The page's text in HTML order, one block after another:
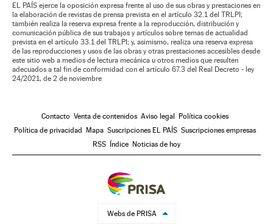
EL PAÍS ejerce la oposición expresa frente al uso de sus obras y prestaciones en
la elaboración de revistas de prensa prevista en el artículo 32.1 del TRLPI;
también realiza la reserva expresa frente a la reproducción, distribución y
comunicación pública de sus trabajos y artículos sobre temas de actualidad
prevista en el artículo 33.1 del TRLPI; y, asimismo, realiza una reserva expresa
de las reproducciones y usos de las obras y otras prestaciones accesibles desde
este sitio web a medios de lectura mecánica u otros medios que resulten
adecuados a tal fin de conformidad con el artículo 67.3 del Real Decreto - ley
24/2021, de 2 de noviembre
Contacto Venta de contenidos Aviso legal Política cookies
Política de privacidad Mapa Suscripciones EL PAÍS Suscripciones empresas
RSS Índice Noticias de hoy
Webs de PRISA